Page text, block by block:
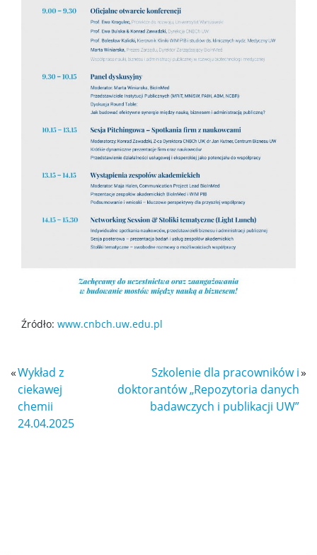
Repozytorium „Dane Badawcze UW”
Serwis Naukowy UW
Baza publikacji
Nasze osiągnięcia
Popularyzacja
Spotkasz nas
Exhibition „Chemistry is all around”
Źródło: www.cnbch.uw.edu.pl
«Wykład z
ciekawej
chemii
24.04.2025
Szkolenie dla pracowników i
doktorantów „Repozytoria danych
badawczych i publikacji UW”
»